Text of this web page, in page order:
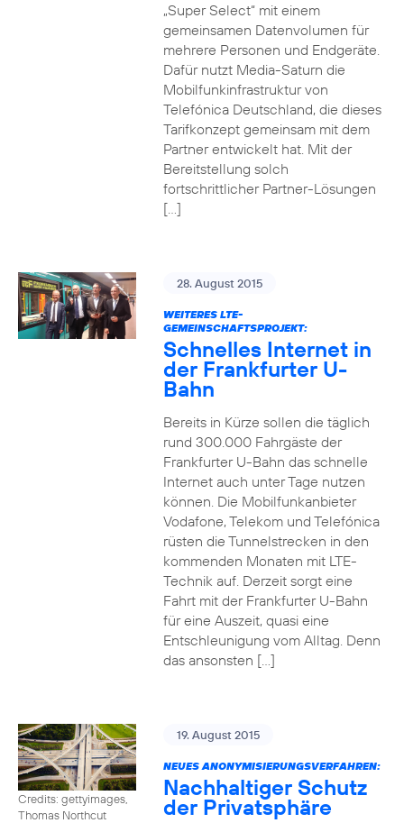
„Super Select“ mit einem
gemeinsamen Datenvolumen für
mehrere Personen und Endgeräte.
Dafür nutzt Media-Saturn die
Mobilfunkinfrastruktur von
Telefónica Deutschland, die dieses
Tarifkonzept gemeinsam mit dem
Partner entwickelt hat. Mit der
Bereitstellung solch
fortschrittlicher Partner-Lösungen
[…]
28. August 2015
WEITERES LTE-
GEMEINSCHAFTSPROJEKT:
Schnelles Internet in
der Frankfurter U-
Bahn
Bereits in Kürze sollen die täglich
rund 300.000 Fahrgäste der
Frankfurter U-Bahn das schnelle
Internet auch unter Tage nutzen
können. Die Mobilfunkanbieter
Vodafone, Telekom und Telefónica
rüsten die Tunnelstrecken in den
kommenden Monaten mit LTE-
Technik auf. Derzeit sorgt eine
Fahrt mit der Frankfurter U-Bahn
für eine Auszeit, quasi eine
Entschleunigung vom Alltag. Denn
das ansonsten […]
Credits: gettyimages,
Thomas Northcut
19. August 2015
NEUES ANONYMISIERUNGSVERFAHREN:
Nachhaltiger Schutz
der Privatsphäre